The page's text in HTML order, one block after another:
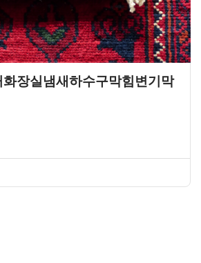
장실냄새하수구막힘변기막